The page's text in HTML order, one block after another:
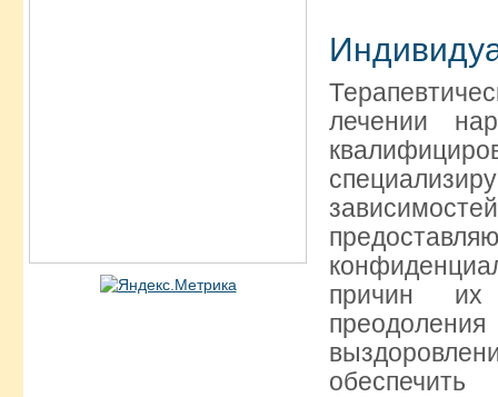
лечении
причин их